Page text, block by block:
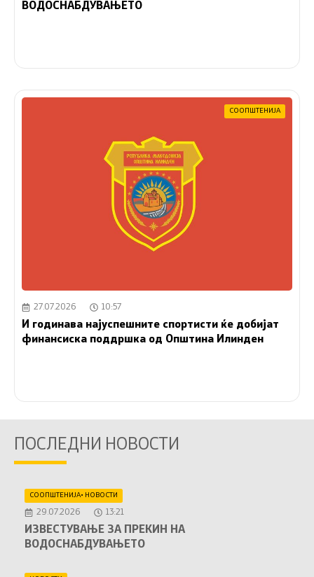
ВОДОСНАБДУВАЊЕТО
СООПШТЕНИЈА
27.07.2026 10:57
И годинава најуспешните спортисти ќе добијат
финансиска поддршка од Општина Илинден
ПОСЛЕДНИ НОВОСТИ
СООПШТЕНИЈА• НОВОСТИ
29.07.2026 13:21
ИЗВЕСТУВАЊЕ ЗА ПРЕКИН НА
ВОДОСНАБДУВАЊЕТО